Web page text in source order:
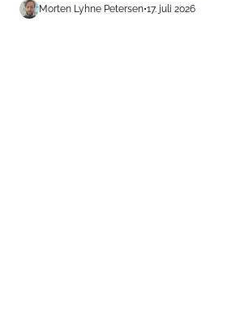
Morten Lyhne Petersen•17. juli 2026